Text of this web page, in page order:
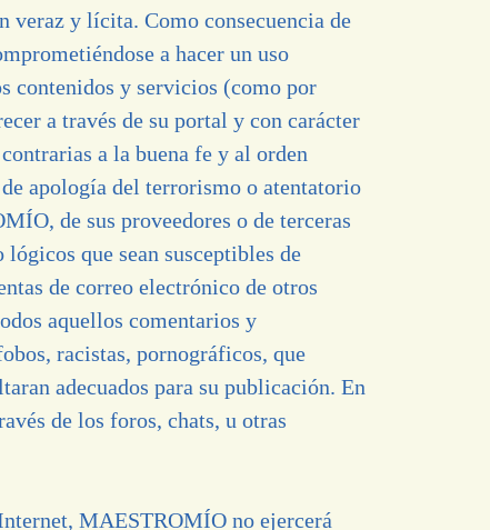
veraz y lícita. Como consecuencia de
a hacer un uso
contenidos y servicios (como por
a través de su portal y con carácter
a la buena fe y al orden
apología del terrorismo o atentatorio
de sus proveedores o de terceras
que sean susceptibles de
de correo electrónico de otros
aquellos comentarios y
racistas, pornográficos, que
adecuados para su publicación. En
de los foros, chats, u otras
MAESTROMÍO no ejercerá